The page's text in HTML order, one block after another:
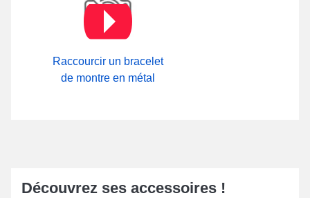
Raccourcir un bracelet
de montre en métal
Découvrez ses accessoires !